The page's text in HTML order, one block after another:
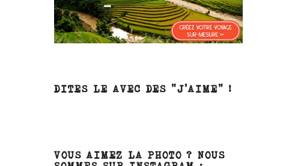
DITES LE AVEC DES “J’AIME” !
VOUS AIMEZ LA PHOTO ? NOUS